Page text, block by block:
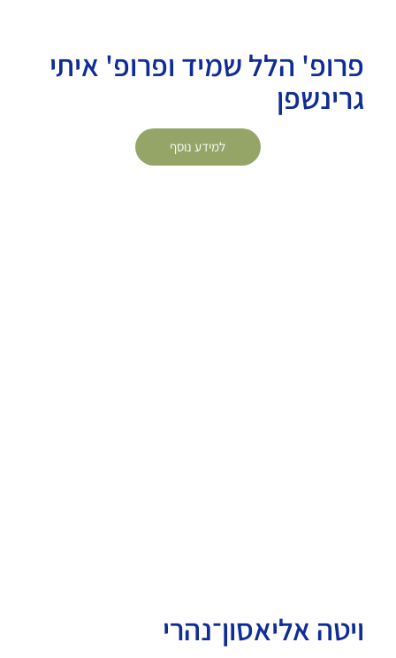
פרופ' הלל שמיד ופרופ' איתי
גרינשפן
למידע נוסף
ויטה אליאסון־נהרי